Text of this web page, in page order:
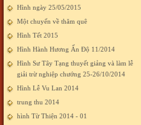
Hình ngày 25/05/2015
Một chuyến về thăm quê
Hình Tết 2015
Hình Hành Hương Ấn Độ 11/2014
Hình Sư Tây Tạng thuyết giảng và làm lễ
giải trừ nghiệp chướng 25-26/10/2014
Hình Lễ Vu Lan 2014
trung thu 2014
hình Từ Thiện 2014 - 01